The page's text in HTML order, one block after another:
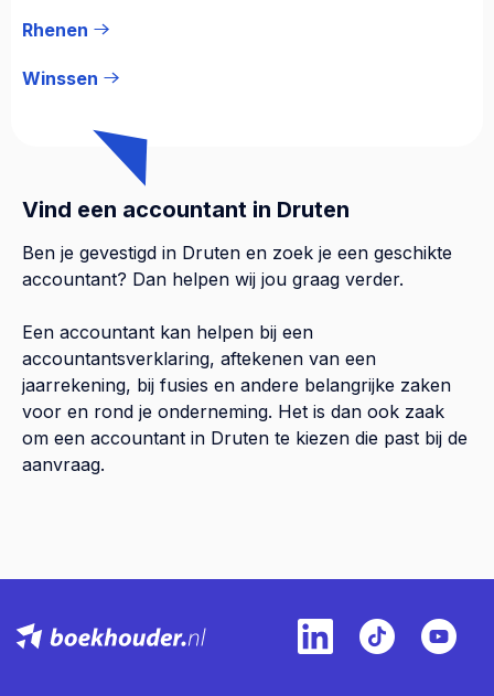
Rhenen
Winssen
Vind een accountant in Druten
Ben je gevestigd in Druten en zoek je een geschikte
accountant? Dan helpen wij jou graag verder.
Een accountant kan helpen bij een
accountantsverklaring, aftekenen van een
jaarrekening, bij fusies en andere belangrijke zaken
voor en rond je onderneming. Het is dan ook zaak
om een accountant in Druten te kiezen die past bij de
aanvraag.